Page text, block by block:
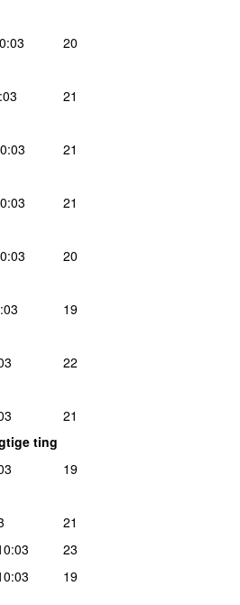
20
21
21
21
20
19
22
21
ting
19
21
23
19